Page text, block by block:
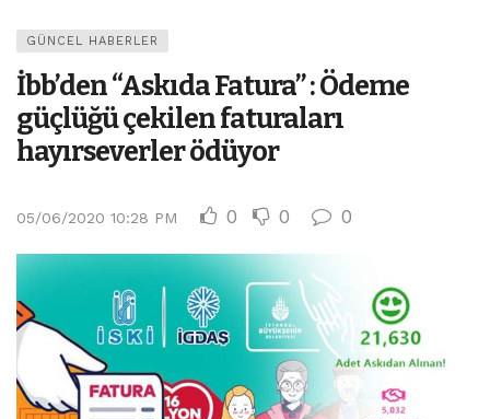
GÜNCEL HABERLER
İbb’den “Askıda Fatura” : Ödeme
güçlüğü çekilen faturaları
hayırseverler ödüyor
05/06/2020 10:28 PM 0 0 0